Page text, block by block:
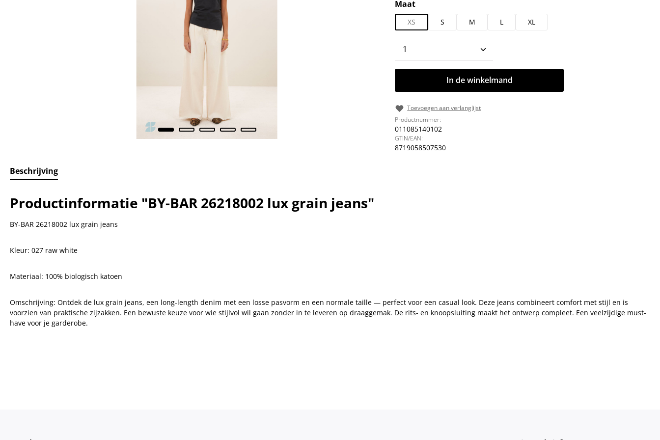
Selecteer
Maat
XS S M L XL
Producthoeveelheid: Voer de gewenste
In de winkelmand
Toevoegen aan verlanglijst
Productnummer:
011085140102
GTIN/EAN:
8719058507530
Beschrijving
Productinformatie "BY-BAR 26218002 lux grain jeans"
BY-BAR 26218002 lux grain jeans
Kleur: 027 raw white
Materiaal: 100% biologisch katoen
Omschrijving: Ontdek de lux grain jeans, een long-length denim met een losse pasvorm en een normale taille — perfect voor een casual look. Deze jeans combineert comfort met stijl en is
voorzien van praktische zijzakken. Een bewuste keuze voor wie stijlvol wil gaan zonder in te leveren op draaggemak. De rits- en knoopsluiting maakt het ontwerp compleet. Een veelzijdige must-
have voor je garderobe.